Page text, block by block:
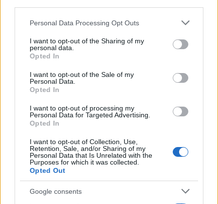
Please note that this website/app uses one or more Google
not limited to your visit or usage behaviour. You may click to
grant or deny consent to Google and its third-party tags to
use your data for below specified purposes in below Google
consent section.
Personal Data Processing Opt Outs
I want to opt-out of the Sharing of my
personal data.
Opted In
I want to opt-out of the Sale of my
Personal Data.
Opted In
I want to opt-out of processing my
Personal Data for Targeted Advertising.
Opted In
I want to opt-out of Collection, Use,
Retention, Sale, and/or Sharing of my
Personal Data that Is Unrelated with the
Purposes for which it was collected.
Opted Out
Google consents
13:2808.03.21
Απόγνωση στο Αττικόν – Αναμονές στο
νεκροθάλαμο και εξουθενωμένο προσωπικό